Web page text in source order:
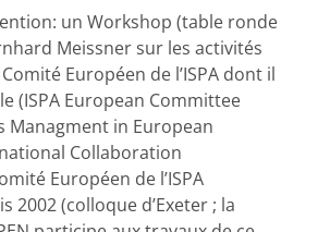
un Workshop (table ronde
Meissner sur les activités
Européen de l’ISPA dont il
(ISPA European Committee
Managment in European
Collaboration
Européen de l’ISPA
2002 (colloque d’Exeter ; la